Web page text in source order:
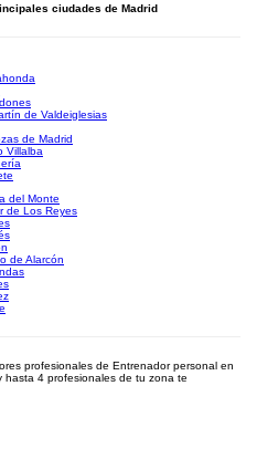
ciudades de Madrid
de Valdeiglesias
de Madrid
Villalba
del Monte
de Los Reyes
de Alarcón
profesionales de Entrenador personal en
hasta 4 profesionales de tu zona te